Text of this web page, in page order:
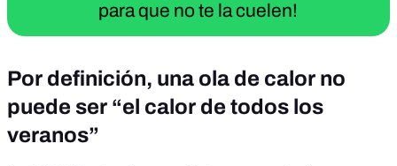
para que no te la cuelen!
Por definición, una ola de calor no
puede ser “el calor de todos los
veranos”